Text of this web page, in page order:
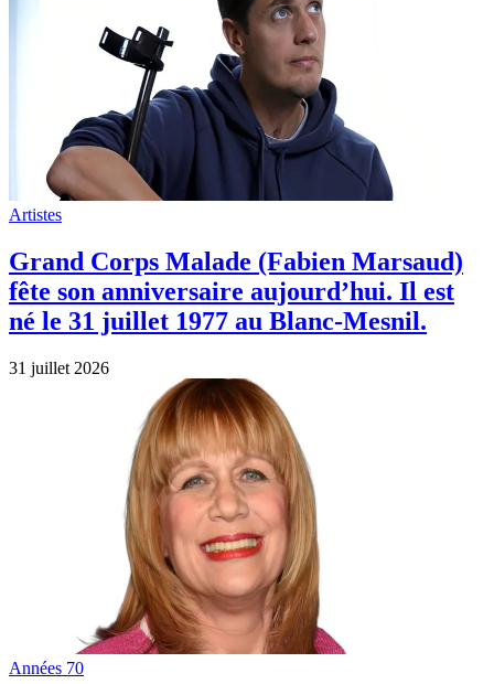
Artistes
Grand Corps Malade (Fabien Marsaud)
fête son anniversaire aujourd’hui. Il est
né le 31 juillet 1977 au Blanc-Mesnil.
31 juillet 2026
Années 70